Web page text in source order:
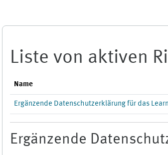
Liste von aktiven
Name
Ergänzende Datenschutzerklärung für das
Ergänzende